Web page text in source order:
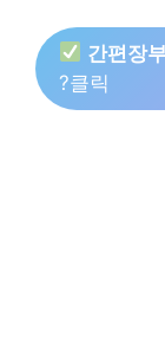
간편장
?클릭